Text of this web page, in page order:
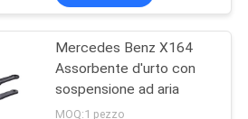
Mercedes Benz X164
Assorbente d'urto con
sospensione ad aria
MOQ:1 pezzo